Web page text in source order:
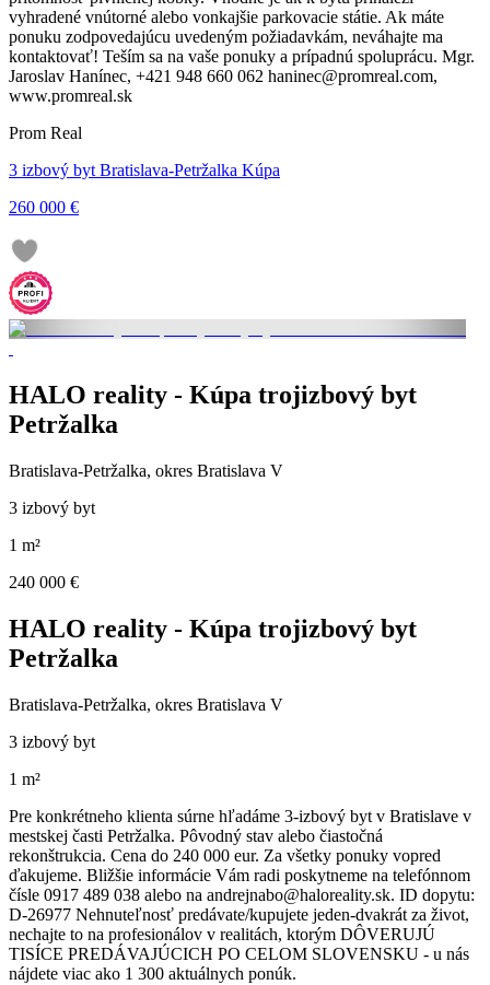
vyhradené vnútorné alebo vonkajšie parkovacie státie. Ak máte
ponuku zodpovedajúcu uvedeným požiadavkám, neváhajte ma
kontaktovať! Teším sa na vaše ponuky a prípadnú spoluprácu. Mgr.
Jaroslav Hanínec, +421 948 660 062 haninec@promreal.com,
www.promreal.sk
Prom Real
3 izbový byt Bratislava-Petržalka Kúpa
260 000 €
HALO reality - Kúpa trojizbový byt
Petržalka
Bratislava-Petržalka, okres Bratislava V
3 izbový byt
1 m²
240 000 €
HALO reality - Kúpa trojizbový byt
Petržalka
Bratislava-Petržalka, okres Bratislava V
3 izbový byt
1 m²
Pre konkrétneho klienta súrne hľadáme 3-izbový byt v Bratislave v
mestskej časti Petržalka. Pôvodný stav alebo čiastočná
rekonštrukcia. Cena do 240 000 eur. Za všetky ponuky vopred
ďakujeme. Bližšie informácie Vám radi poskytneme na telefónnom
čísle 0917 489 038 alebo na andrejnabo@haloreality.sk. ID dopytu:
D-26977 Nehnuteľnosť predávate/kupujete jeden-dvakrát za život,
nechajte to na profesionálov v realitách, ktorým DÔVERUJÚ
TISÍCE PREDÁVAJÚCICH PO CELOM SLOVENSKU - u nás
nájdete viac ako 1 300 aktuálnych ponúk.